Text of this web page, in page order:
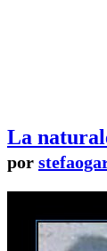
La
por